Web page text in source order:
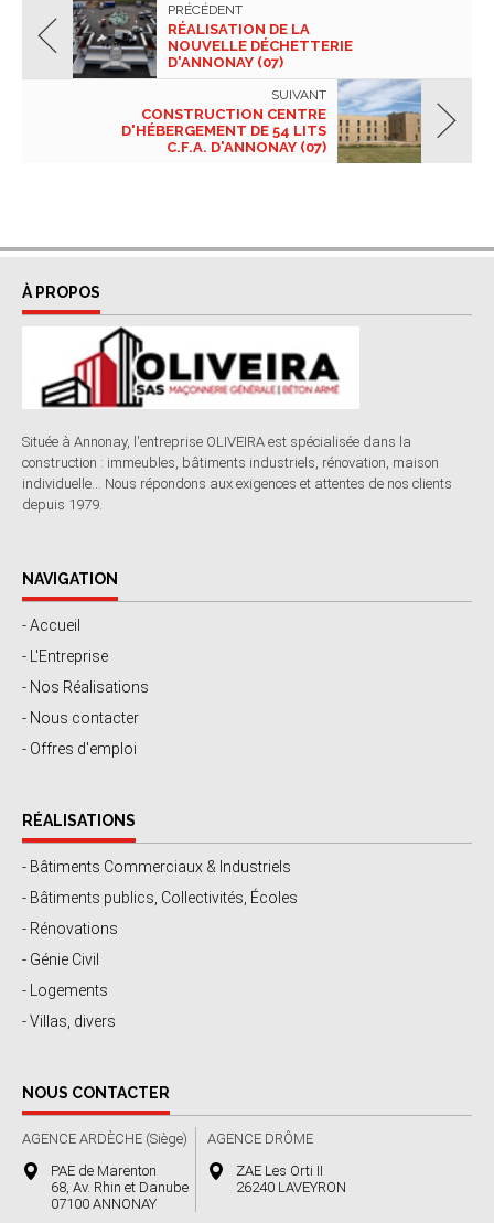
PRÉCÉDENT
RÉALISATION DE LA
NOUVELLE DÉCHETTERIE
D'ANNONAY (07)
SUIVANT
CONSTRUCTION CENTRE
D'HÉBERGEMENT DE 54 LITS
C.F.A. D'ANNONAY (07)
À PROPOS
Située à Annonay, l'entreprise OLIVEIRA est spécialisée dans la
construction : immeubles, bâtiments industriels, rénovation, maison
individuelle... Nous répondons aux exigences et attentes de nos clients
depuis 1979.
NAVIGATION
- Accueil
- L'Entreprise
- Nos Réalisations
- Nous contacter
- Offres d'emploi
RÉALISATIONS
- Bâtiments Commerciaux & Industriels
- Bâtiments publics, Collectivités, Écoles
- Rénovations
- Génie Civil
- Logements
- Villas, divers
NOUS CONTACTER
AGENCE ARDÈCHE (Siège)
PAE de Marenton
68, Av. Rhin et Danube
07100 ANNONAY
AGENCE DRÔME
ZAE Les Orti II
26240 LAVEYRON